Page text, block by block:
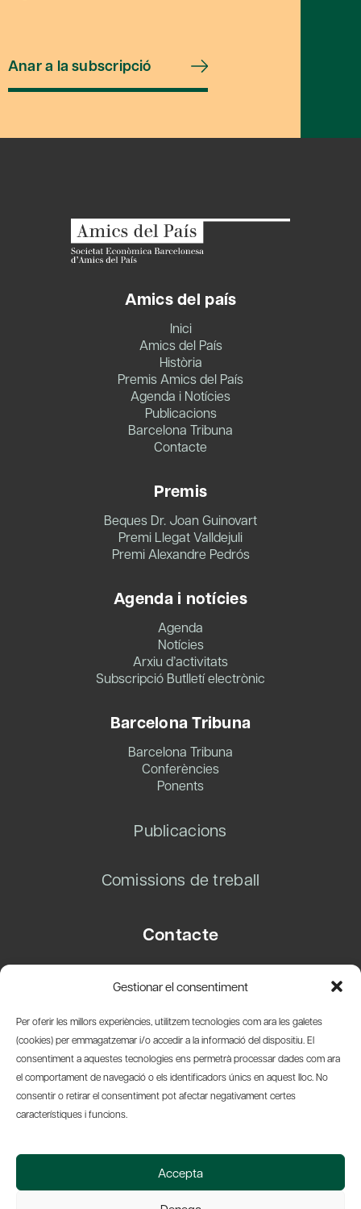
Gestionar el consentiment
Per oferir les millors experiències, utilitzem tecnologies com ara les galetes
(cookies) per emmagatzemar i/o accedir a la informació del dispositiu. El
consentiment a aquestes tecnologies ens permetrà processar dades com ara
el comportament de navegació o els identificadors únics en aquest lloc. No
consentir o retirar el consentiment pot afectar negativament certes
característiques i funcions.
Accepta
Anar a la subscripció
Amics del país
Inici
Amics del País
Història
Premis Amics del País
Agenda i Notícies
Publicacions
Barcelona Tribuna
Contacte
Premis
Beques Dr. Joan Guinovart
Premi Llegat Valldejuli
Premi Alexandre Pedrós
Agenda i notícies
Agenda
Notícies
Arxiu d’activitats
Subscripció Butlletí electrònic
Barcelona Tribuna
Barcelona Tribuna
Conferències
Ponents
Publicacions
Comissions de treball
Contacte
08003 Barcelona
info@amicsdelpais.com
Suscripció Newsletter
© 2026 Societat Econòmica Barcelonesa d'Amics del País